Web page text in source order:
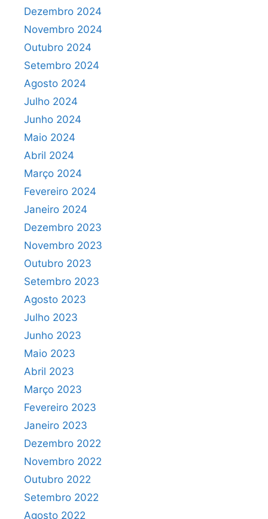
Dezembro 2024
Novembro 2024
Outubro 2024
Setembro 2024
Agosto 2024
Julho 2024
Junho 2024
Maio 2024
Abril 2024
Março 2024
Fevereiro 2024
Janeiro 2024
Dezembro 2023
Novembro 2023
Outubro 2023
Setembro 2023
Agosto 2023
Julho 2023
Junho 2023
Maio 2023
Abril 2023
Março 2023
Fevereiro 2023
Janeiro 2023
Dezembro 2022
Novembro 2022
Outubro 2022
Setembro 2022
Agosto 2022